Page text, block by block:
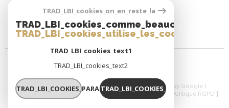
© 2026 | Tous droits réservés | Traduction powered by Google |
Plan Du Site
Mentions Légales Admin Nos Liens
Politique RGPD
TRAD_LBI_cookies_on_en_reste_la
TRAD_LBI_cookies_utilise_les_cookies
TRAD_LBI_cookies_text1
TRAD_LBI_cookies_text2
TRAD_LBI_COOKIES_PARAMETRERTRAD_LBI_COOKIES_OK